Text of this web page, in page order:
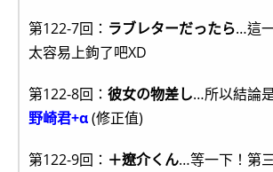
第122-7回： ラブレターだったら…這
太容易上鉤了吧XD
第122-8回： 彼女の物差し…所以結論
野崎君+α(修正值)
第122-9回： ＋遼介くん…等一下！第